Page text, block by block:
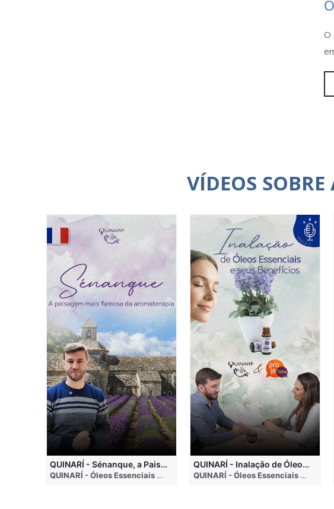
O
VÍDEOS
• 4 months ago
QUINARÍ - Sénanque, a Paisagem Mais Famosa da Aromaterapia
QUINARÍ - Óleos Essenciais e Aromaterapia • 3 weeks ago
QUINARÍ - Inalação de Óleos Essenciais e Seus Benefícios
QUINARÍ - Óleos Essenciais e Aromaterapia